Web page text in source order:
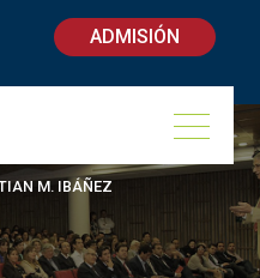
ADMISIÓN
M. IBÁÑEZ